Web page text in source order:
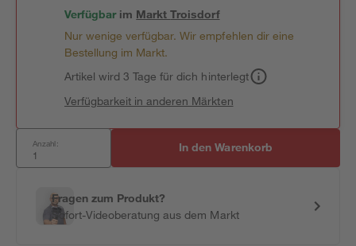
Verfügbar im MarktTroisdorf
Nur wenige verfügbar. Wir empfehlen dir eine
Bestellung im Markt.
Artikel wird 3 Tage für dich hinterlegt
Verfügbarkeit in anderen Märkten
Anzahl: In den Warenkorb
Fragen zum Produkt?
Sofort-Videoberatung aus dem Markt